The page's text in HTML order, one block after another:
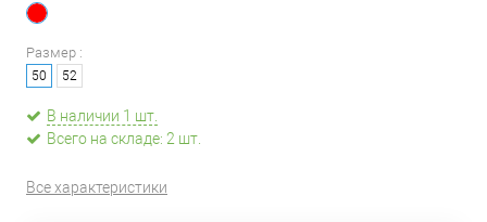
Размер :
50 52
В наличии 1 шт.
Всего на складе: 2 шт.
Все характеристики